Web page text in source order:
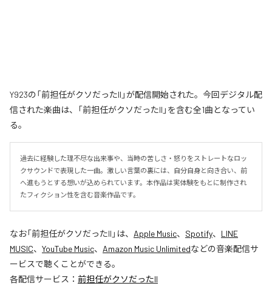
Y923の「前担任がクソだったII」が配信開始された。今回デジタル配
信された楽曲は、「前担任がクソだったII」を含む全1曲となってい
る。
過去に経験した理不尽な出来事や、当時の苦しさ・怒りをストレートなロッ
クサウンドで表現した一曲。激しい言葉の裏には、自分自身と向き合い、前
へ進もうとする想いが込められています。本作品は実体験をもとに制作され
たフィクション性を含む音楽作品です。
なお「前担任がクソだったII 」は、 Apple Music、 Spotify、 LINE
MUSIC、 YouTube Music、 Amazon Music Unlimitedなどの音楽配信サ
ービスで聴くことができる。
各配信サービス： 前担任がクソだったII